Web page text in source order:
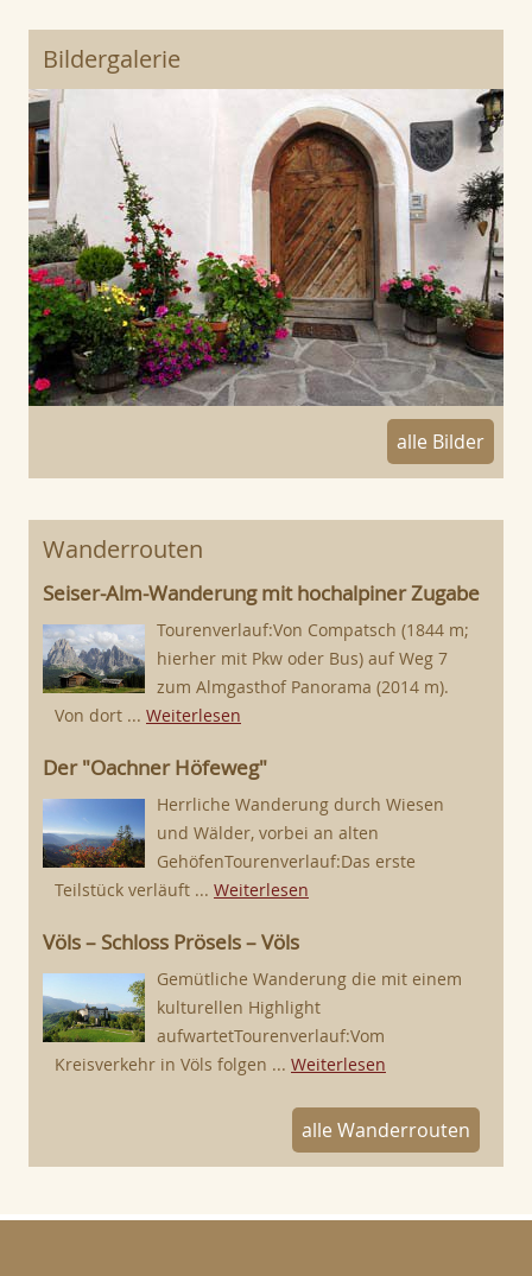
Bildergalerie
alle Bilder
Wanderrouten
Seiser-Alm-Wanderung mit hochalpiner Zugabe
Tourenverlauf:Von Compatsch (1844 m;
hierher mit Pkw oder Bus) auf Weg 7
zum Almgasthof Panorama (2014 m).
Von dort ... Weiterlesen
Der "Oachner Höfeweg"
Herrliche Wanderung durch Wiesen
und Wälder, vorbei an alten
GehöfenTourenverlauf:Das erste
Teilstück verläuft ... Weiterlesen
Völs – Schloss Prösels – Völs
Gemütliche Wanderung die mit einem
kulturellen Highlight
aufwartetTourenverlauf:Vom
Kreisverkehr in Völs folgen ... Weiterlesen
alle Wanderrouten